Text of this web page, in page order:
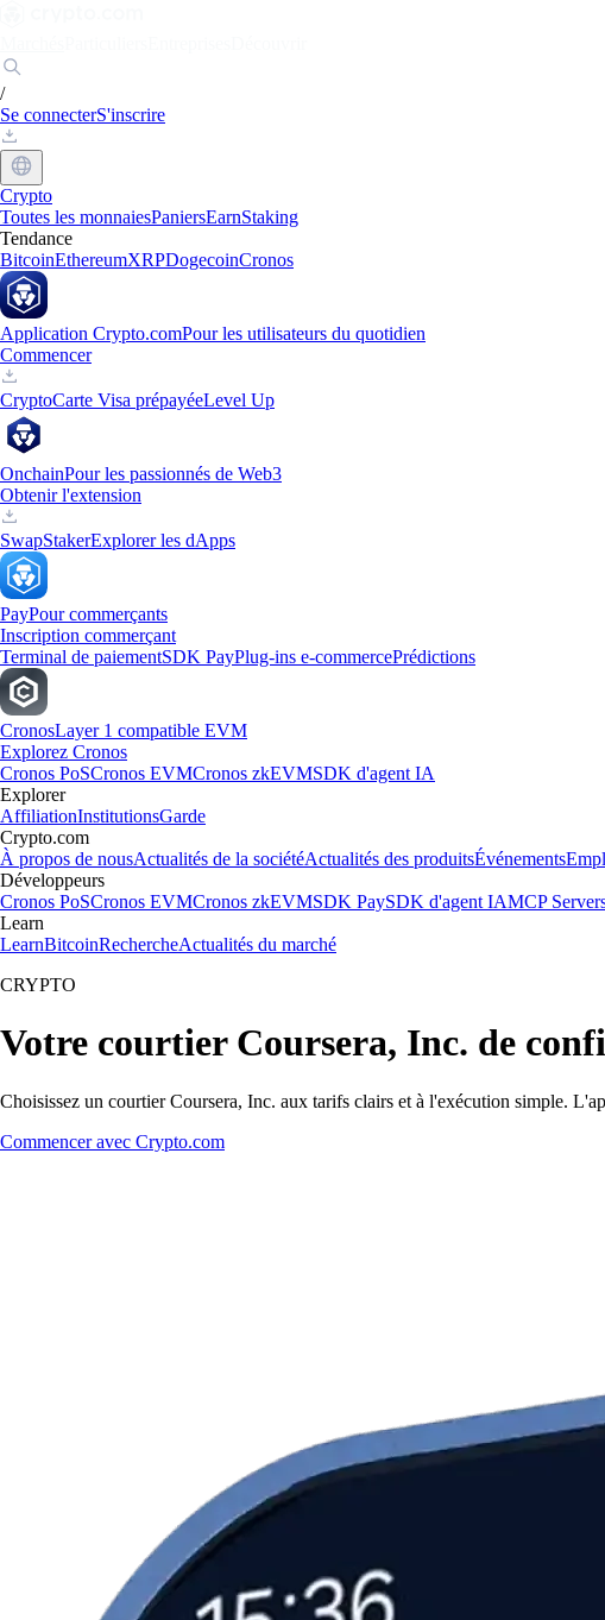
/
Se connecterS'inscrire
Crypto
Toutes les monnaiesPaniersEarnStaking
Tendance
BitcoinEthereumXRPDogecoinCronos
Application Crypto.comPour les utilisateurs du quotidien
Commencer
CryptoCarte Visa prépayéeLevel Up
OnchainPour les passionnés de Web3
Obtenir l'extension
SwapStakerExplorer les dApps
PayPour commerçants
Inscription commerçant
Terminal de paiementSDK PayPlug-ins e-commercePrédictions
CronosLayer 1 compatible EVM
Explorez Cronos
Cronos PoSCronos EVMCronos zkEVMSDK d'agent IA
Explorer
AffiliationInstitutionsGarde
Crypto.com
À propos de nousActualités de la sociétéActualités des produitsÉvénements
Développeurs
Cronos PoSCronos EVMCronos zkEVMSDK PaySDK d'agent IAMCP
Learn
LearnBitcoinRechercheActualités du marché
CRYPTO
Votre courtier Coursera, Inc. de
Choisissez un courtier Coursera, Inc. aux tarifs clairs et à l'exécution simple.
Commencer avec Crypto.com